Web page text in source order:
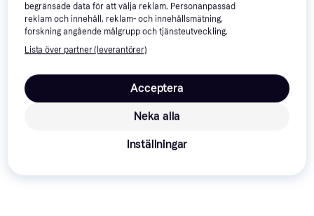
Recensioner
begränsade data för att välja reklam. Personanpassad
reklam och innehåll, reklam- och innehållsmätning,
forskning angående målgrupp och tjänsteutveckling.
Lista över partner (leverantörer)
Neka alla
Acceptera
Inställningar